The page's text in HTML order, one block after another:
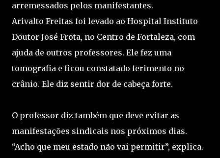
arremessados pelos manifestantes.
Arivalto Freitas foi levado ao Hospital Instituto
Doutor José Frota, no Centro de Fortaleza, com
ajuda de outros professores. Ele fez uma
tomografia e ficou constatado ferimento no
crânio. Ele diz sentir dor de cabeça forte.
O professor diz também que deve evitar as
manifestações sindicais nos próximos dias.
“Acho que meu estado não vai permitir”, explica.